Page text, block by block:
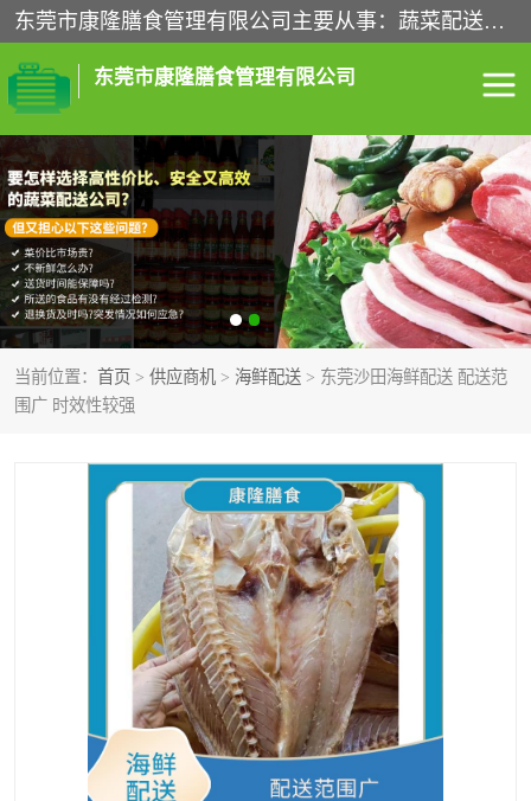
东莞市康隆膳食管理有限公司主要从事：蔬菜配送、食堂承包、企业工厂食堂承包、机关单位食堂承包、调味品配送、粮油配送、干货配送、副食配送、水果配送、海鲜配送等业务，东莞蔬菜配送电话，咨询在线客服。
东莞市康隆膳食管理有限公司
当前位置： 首页 > 供应商机 > 海鲜配送 > 东莞沙田海鲜配送 配送范
围广 时效性较强
食堂承包 蔬菜配送
粮油配送 鲜肉配送
海鲜配送 食材配送
调料配送 企业工厂食堂承包
干货配送 副食配送